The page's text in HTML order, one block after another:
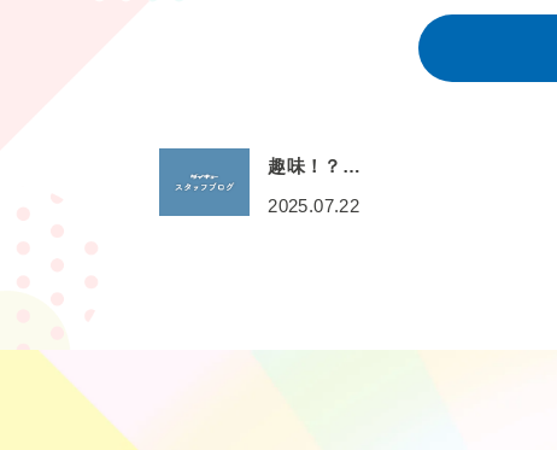
趣味！？…
2025.07.22